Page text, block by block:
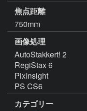
焦点距離
750mm
画像処理
AutoStakkert! 2
RegiStax 6
PixInsight
PS CS6
カテゴリー